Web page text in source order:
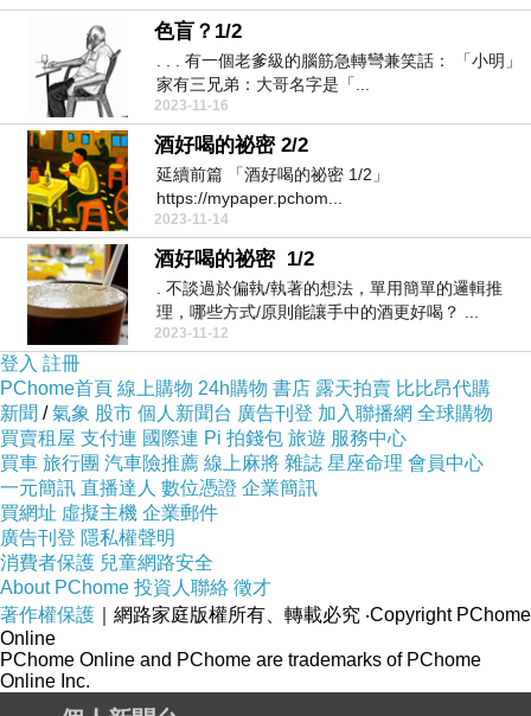
色盲？1/2
. . . 有一個老爹級的腦筋急轉彎兼笑話： 「小明」
家有三兄弟：大哥名字是「...
2023-11-16
酒好喝的祕密 2/2
延續前篇 「酒好喝的祕密 1/2」
https://mypaper.pchom...
2023-11-14
酒好喝的祕密 1/2
. 不談過於偏執/執著的想法，單用簡單的邏輯推
理，哪些方式/原則能讓手中的酒更好喝？ ...
2023-11-12
登入 註冊
PChome首頁 線上購物 24h購物 書店 露天拍賣 比比昂代購
新聞 /氣象 股市 個人新聞台 廣告刊登 加入聯播網 全球購物
買賣租屋 支付連 國際連 Pi 拍錢包 旅遊 服務中心
買車 旅行團 汽車險推薦 線上麻將 雜誌 星座命理 會員中心
一元簡訊 直播達人 數位憑證 企業簡訊
買網址 虛擬主機 企業郵件
廣告刊登 隱私權聲明
消費者保護 兒童網路安全
About PChome 投資人聯絡 徵才
著作權保護 ｜網路家庭版權所有、轉載必究 ‧Copyright PChome
Online
PChome Online and PChome are trademarks of PChome
Online Inc.